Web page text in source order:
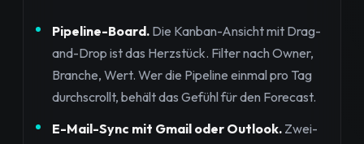
Pipeline-Board. Die Kanban-Ansicht mit Drag-
and-Drop ist das Herzstück. Filter nach Owner,
Branche, Wert. Wer die Pipeline einmal pro Tag
durchscrollt, behält das Gefühl für den Forecast.
E-Mail-Sync mit Gmail oder Outlook. Zwei-